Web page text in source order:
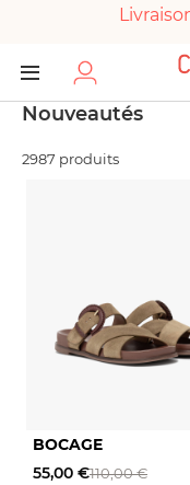
Nouveautés
2987 produits
BOCAGE
55,00 €110,00 €